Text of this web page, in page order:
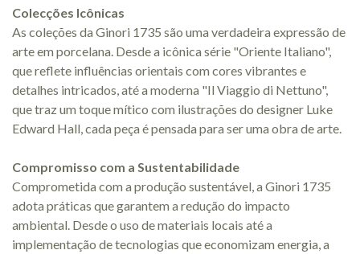
Colecções Icônicas
As coleções da Ginori 1735 são uma verdadeira expressão de
arte em porcelana. Desde a icônica série "Oriente Italiano",
que reflete influências orientais com cores vibrantes e
detalhes intricados, até a moderna "Il Viaggio di Nettuno",
que traz um toque mítico com ilustrações do designer Luke
Edward Hall, cada peça é pensada para ser uma obra de arte.
Compromisso com a Sustentabilidade
Comprometida com a produção sustentável, a Ginori 1735
adota práticas que garantem a redução do impacto
ambiental. Desde o uso de materiais locais até a
implementação de tecnologias que economizam energia, a